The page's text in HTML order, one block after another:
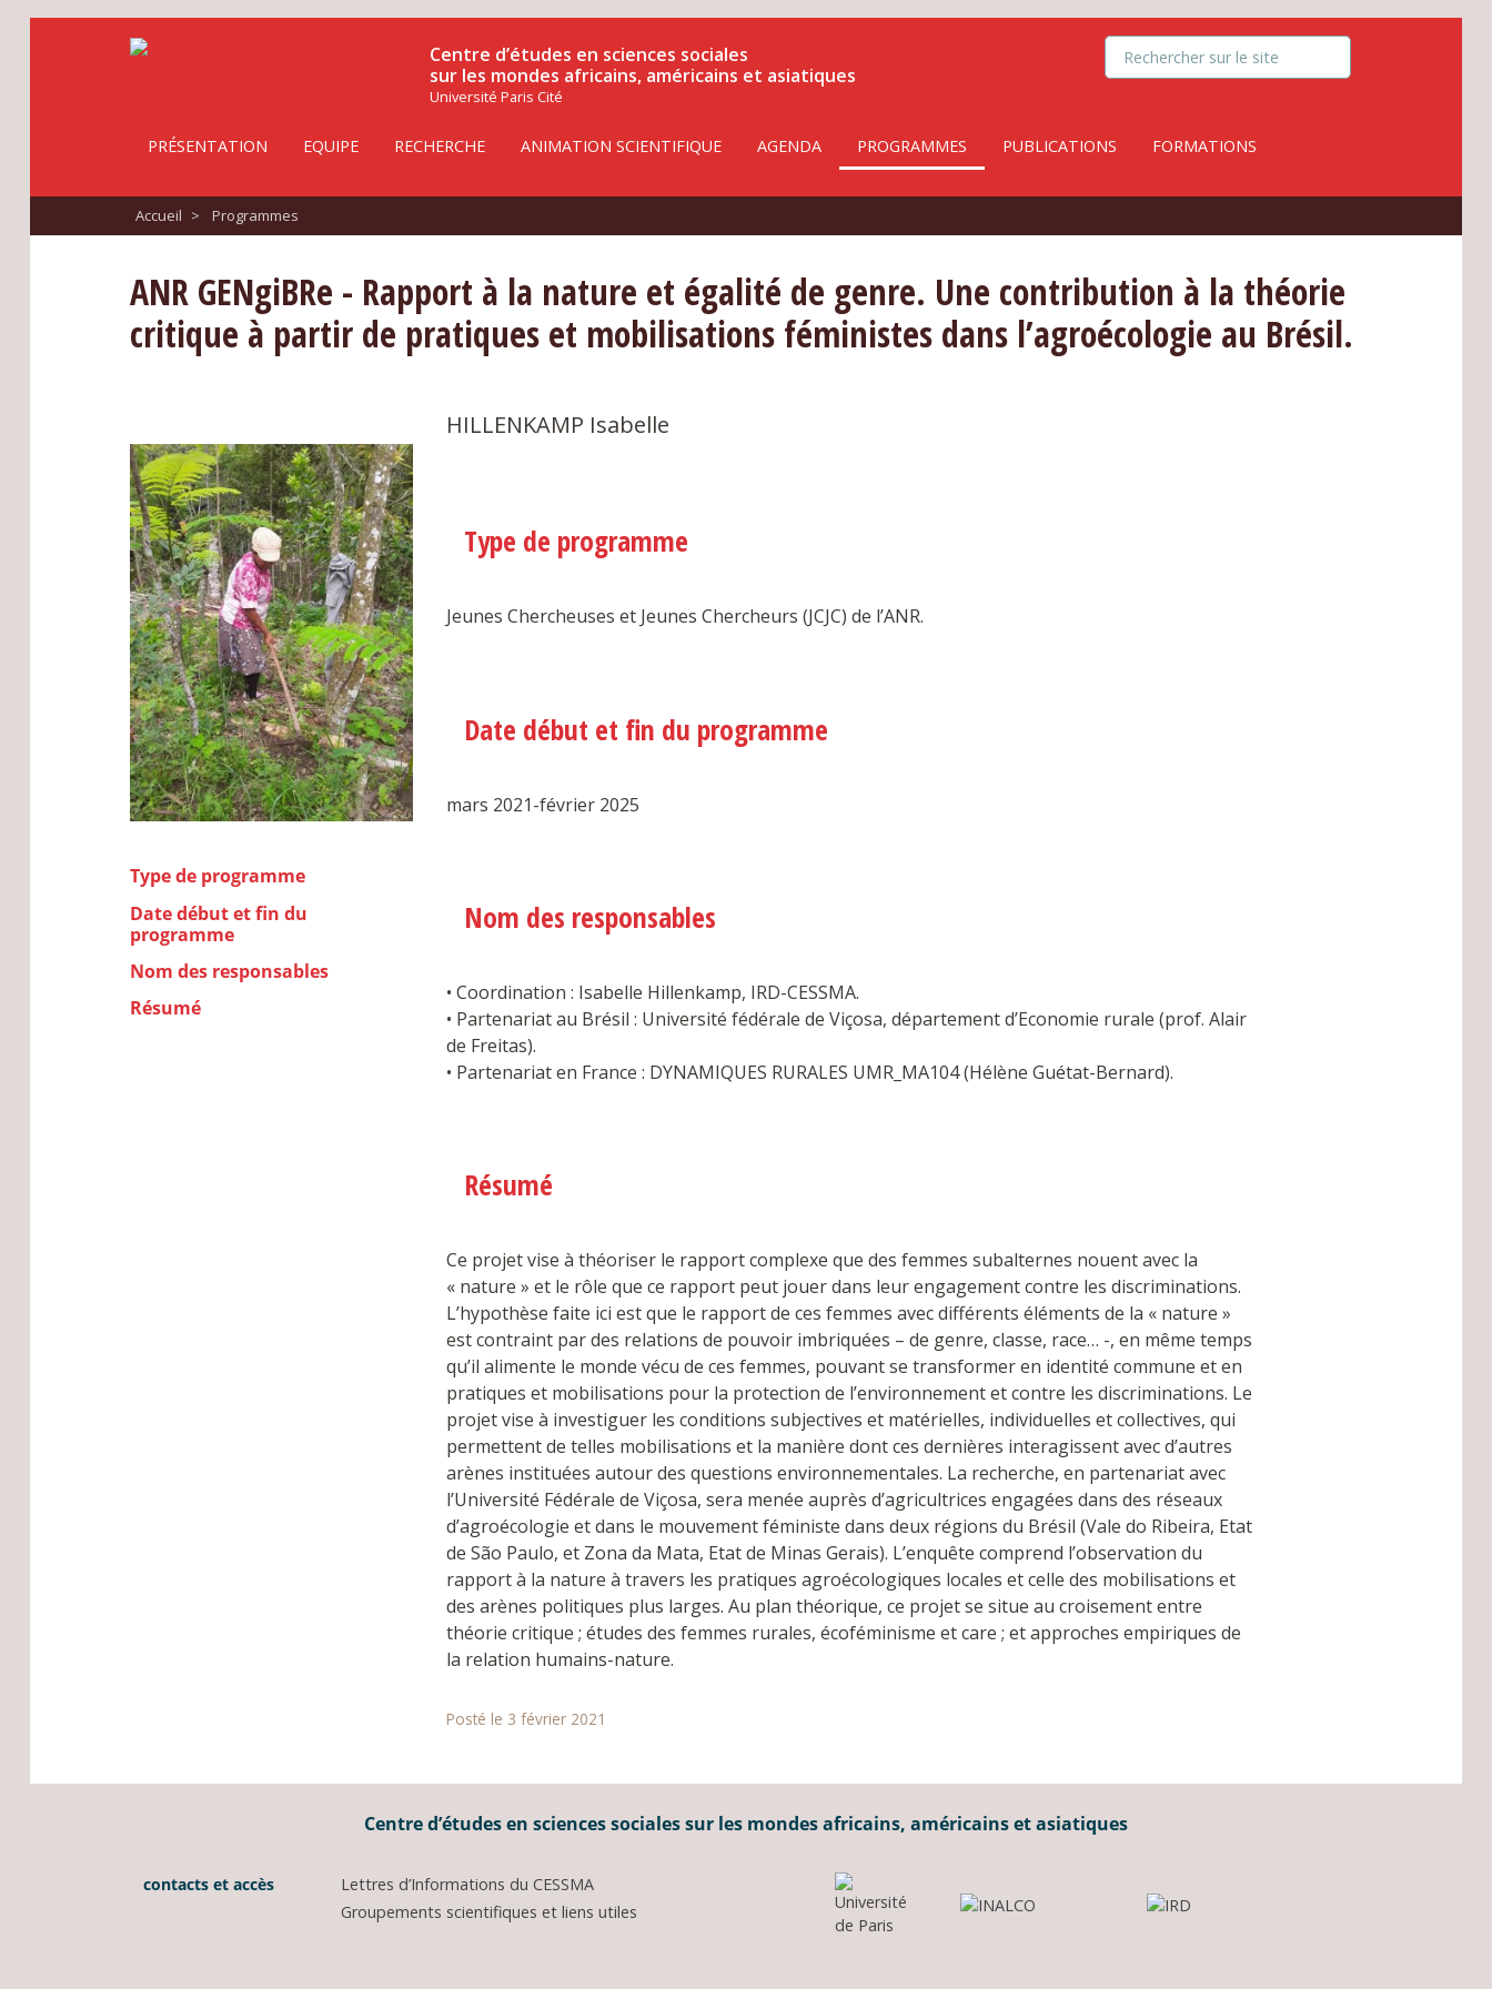
Centre d’études en sciences sociales
sur les mondes africains, américains et asiatiques
Université Paris Cité
PRÉSENTATION EQUIPE RECHERCHE ANIMATION SCIENTIFIQUE AGENDA PROGRAMMES PUBLICATIONS FORMATIONS
Accueil > Programmes
ANR GENgiBRe - Rapport à la nature et égalité de genre. Une contribution à la théorie
critique à partir de pratiques et mobilisations féministes dans l’agroécologie au Brésil.
Type de programme
Date début et fin du
programme
Nom des responsables
Résumé
HILLENKAMP Isabelle
Type de programme
Jeunes Chercheuses et Jeunes Chercheurs (JCJC) de l’ANR.
Date début et fin du programme
mars 2021-février 2025
Nom des responsables
• Coordination : Isabelle Hillenkamp, IRD-CESSMA.
• Partenariat au Brésil : Université fédérale de Viçosa, département d’Economie rurale (prof. Alair
de Freitas).
• Partenariat en France : DYNAMIQUES RURALES UMR_MA104 (Hélène Guétat-Bernard).
Résumé
Ce projet vise à théoriser le rapport complexe que des femmes subalternes nouent avec la
« nature » et le rôle que ce rapport peut jouer dans leur engagement contre les discriminations.
L’hypothèse faite ici est que le rapport de ces femmes avec différents éléments de la « nature »
est contraint par des relations de pouvoir imbriquées – de genre, classe, race… -, en même temps
qu’il alimente le monde vécu de ces femmes, pouvant se transformer en identité commune et en
pratiques et mobilisations pour la protection de l’environnement et contre les discriminations. Le
projet vise à investiguer les conditions subjectives et matérielles, individuelles et collectives, qui
permettent de telles mobilisations et la manière dont ces dernières interagissent avec d’autres
arènes instituées autour des questions environnementales. La recherche, en partenariat avec
l’Université Fédérale de Viçosa, sera menée auprès d’agricultrices engagées dans des réseaux
d’agroécologie et dans le mouvement féministe dans deux régions du Brésil (Vale do Ribeira, Etat
de São Paulo, et Zona da Mata, Etat de Minas Gerais). L’enquête comprend l’observation du
rapport à la nature à travers les pratiques agroécologiques locales et celle des mobilisations et
des arènes politiques plus larges. Au plan théorique, ce projet se situe au croisement entre
théorie critique ; études des femmes rurales, écoféminisme et care ; et approches empiriques de
la relation humains-nature.
Posté le 3 février 2021
Centre d’études en sciences sociales sur les mondes africains, américains et asiatiques
contacts et accès
Lettres d’Informations du CESSMA
Groupements scientifiques et liens utiles